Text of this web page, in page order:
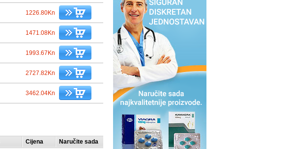
1226.80Kn
1471.08Kn
1993.67Kn
2727.82Kn
3462.04Kn
Cijena Naručite sada